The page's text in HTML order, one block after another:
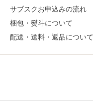
サブスクお申込みの流れ
梱包・熨斗について
配送・送料・返品について